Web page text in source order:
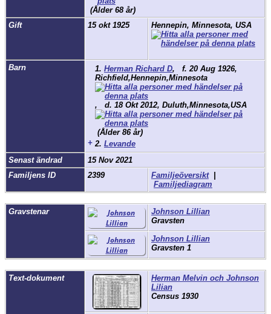
(Ålder 68 år)
Gift
15 okt 1925 Hennepin, Minnesota, USA
Barn 1. Herman Richard D, f. 20 Aug 1926,
Richfield,Hennepin,Minnesota
, d. 18 Okt 2012, Duluth,Minnesota,USA
(Ålder 86 år)
+ 2. Levande
Senast ändrad
15 Nov 2021
Familjens ID
2399 Familjeöversikt|
Familjediagram
Gravstenar
Johnson Lillian
Gravsten
Johnson Lillian
Gravsten 1
Text-dokument
Herman Melvin och Johnson
Lilian
Census 1930